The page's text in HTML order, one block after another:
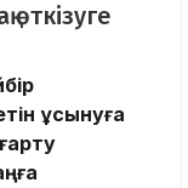
өткізуге
ұсынуға